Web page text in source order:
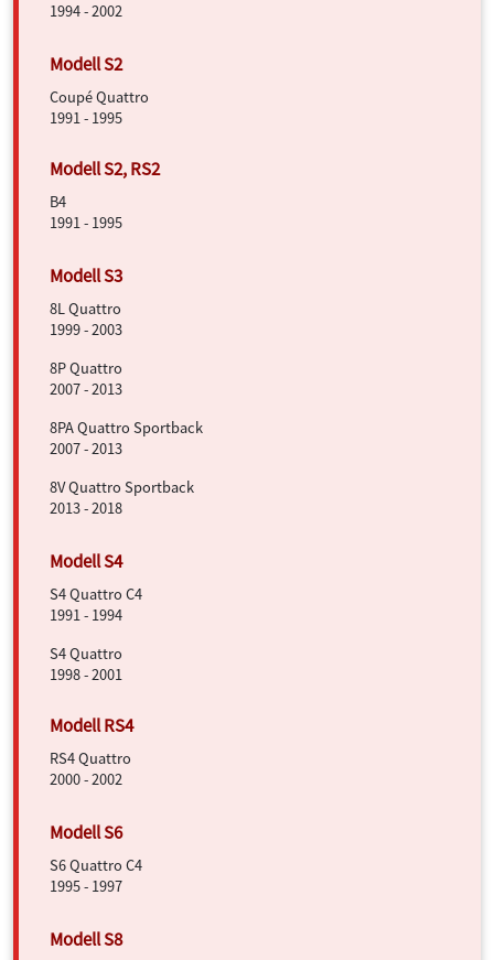
1994 - 2002
Coupé Quattro
1991 - 1995
B4
1991 - 1995
8L Quattro
1999 - 2003
8P Quattro
2007 - 2013
8PA Quattro Sportback
2007 - 2013
8V Quattro Sportback
2013 - 2018
S4 Quattro C4
1991 - 1994
S4 Quattro
1998 - 2001
RS4 Quattro
2000 - 2002
S6 Quattro C4
1995 - 1997